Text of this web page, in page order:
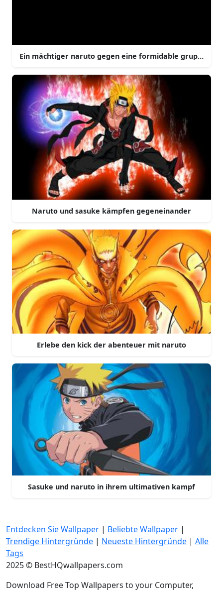
Ein mächtiger naruto gegen eine formidable gruppe
Naruto und sasuke kämpfen gegeneinander
Erlebe den kick der abenteuer mit naruto
Sasuke und naruto in ihrem ultimativen kampf
Entdecken Sie Wallpaper | Beliebte Wallpaper |
Trendige Hintergründe | Neueste Hintergründe | Alle
Tags
2025 © BestHQwallpapers.com
Download Free Top Wallpapers to your Computer,